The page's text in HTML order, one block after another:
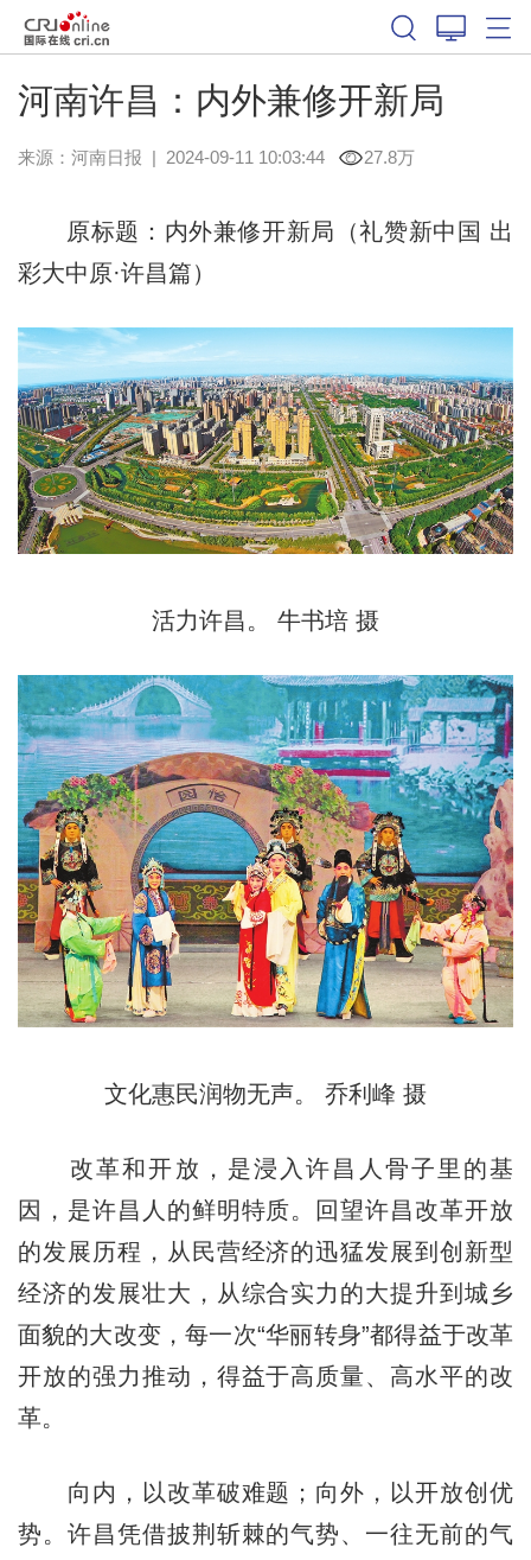
河南许昌：内外兼修开新局
来源： 河南日报 | 2024-09-11 10:03:44 27.8万
原标题：内外兼修开新局（礼赞新中国 出
彩大中原·许昌篇）
活力许昌。 牛书培 摄
文化惠民润物无声。 乔利峰 摄
改革和开放，是浸入许昌人骨子里的基
因，是许昌人的鲜明特质。回望许昌改革开放
的发展历程，从民营经济的迅猛发展到创新型
经济的发展壮大，从综合实力的大提升到城乡
面貌的大改变，每一次“华丽转身”都得益于改革
开放的强力推动，得益于高质量、高水平的改
革。
向内，以改革破难题；向外，以开放创优
势。许昌凭借披荆斩棘的气势、一往无前的气